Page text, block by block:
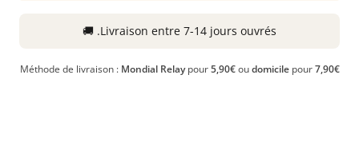
🚚 .Livraison entre 7-14 jours ouvrés
Méthode de livraison : Mondial Relaypour5,90€oudomicilepour7,90€